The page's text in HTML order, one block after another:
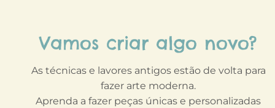
Vamos criar algo novo?
As técnicas e lavores antigos estão de volta para
fazer arte moderna.
Aprenda a fazer peças únicas e personalizadas